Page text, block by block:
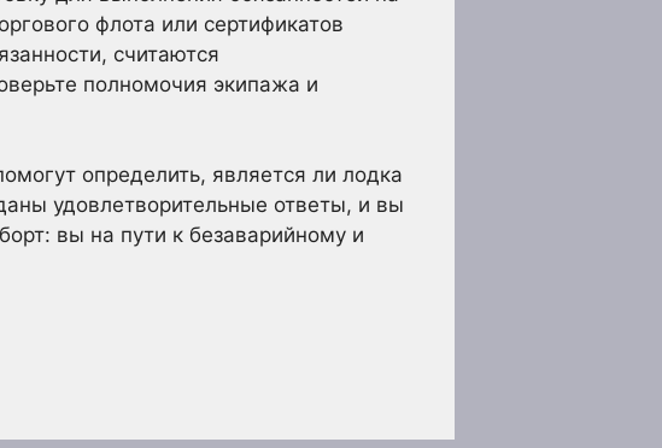
флота или сертификатов
считаются
полномочия экипажа и
определить, является ли лодка
удовлетворительные ответы, и вы
вы на пути к безаварийному и